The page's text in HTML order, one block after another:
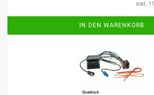
inkl.
IN DEN WARENKORB